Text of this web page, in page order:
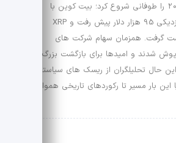
بازار کریپتو سال 2026 را طوفانی شروع کرد؛ بیت کوین با
جهشی پرقدرت تا نزدیکی 95 هزار دلار پیش رفت و XRP
گرفت. همزمان سهام شرکت های
شدند و امیدها برای بازگشت بزرگ
حال تحلیلگران از ریسک های سیاستی
بار مسیر تا رکوردهای تاریخی هموار